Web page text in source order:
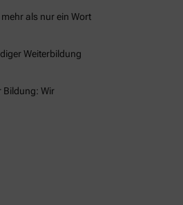
als nur ein Wort
Weiterbildung
Bildung: Wir